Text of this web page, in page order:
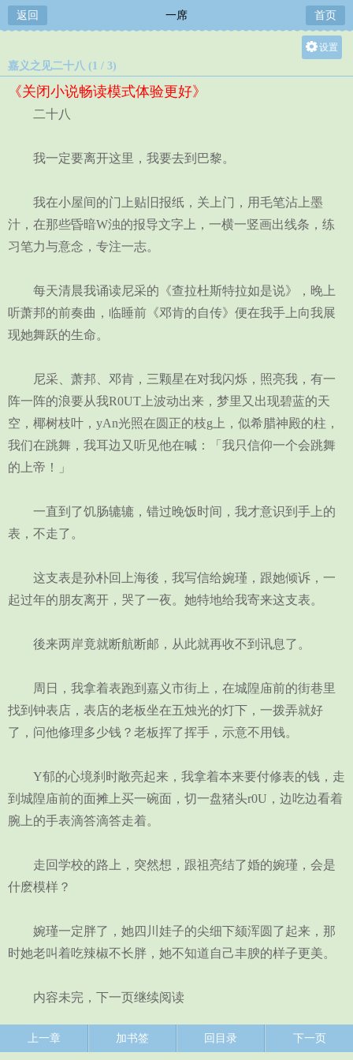
返回 一席 首页
设置
嘉义之见二十八 (1 / 3)
《关闭小说畅读模式体验更好》
二十八
我一定要离开这里，我要去到巴黎。
我在小屋间的门上贴旧报纸，关上门，用毛笔沾上墨
汁，在那些昏暗W浊的报导文字上，一横一竖画出线条，练
习笔力与意念，专注一志。
每天清晨我诵读尼采的《查拉杜斯特拉如是说》，晚上
听萧邦的前奏曲，临睡前《邓肯的自传》便在我手上向我展
现她舞跃的生命。
尼采、萧邦、邓肯，三颗星在对我闪烁，照亮我，有一
阵一阵的浪要从我R0UT上波动出来，梦里又出现碧蓝的天
空，椰树枝叶，yAn光照在圆正的枝g上，似希腊神殿的柱，
我们在跳舞，我耳边又听见他在喊：「我只信仰一个会跳舞
的上帝！」
一直到了饥肠辘辘，错过晚饭时间，我才意识到手上的
表，不走了。
这支表是孙朴回上海後，我写信给婉瑾，跟她倾诉，一
起过年的朋友离开，哭了一夜。她特地给我寄来这支表。
後来两岸竟就断航断邮，从此就再收不到讯息了。
周日，我拿着表跑到嘉义市街上，在城隍庙前的街巷里
找到钟表店，表店的老板坐在五烛光的灯下，一拨弄就好
了，问他修理多少钱？老板挥了挥手，示意不用钱。
Y郁的心境刹时敞亮起来，我拿着本来要付修表的钱，走
到城隍庙前的面摊上买一碗面，切一盘猪头r0U，边吃边看着
腕上的手表滴答滴答走着。
走回学校的路上，突然想，跟祖亮结了婚的婉瑾，会是
什麽模样？
婉瑾一定胖了，她四川娃子的尖细下颏浑圆了起来，那
时她老叫着吃辣椒不长胖，她不知道自己丰腴的样子更美。
内容未完，下一页继续阅读
上一章 加书签 回目录 下一页